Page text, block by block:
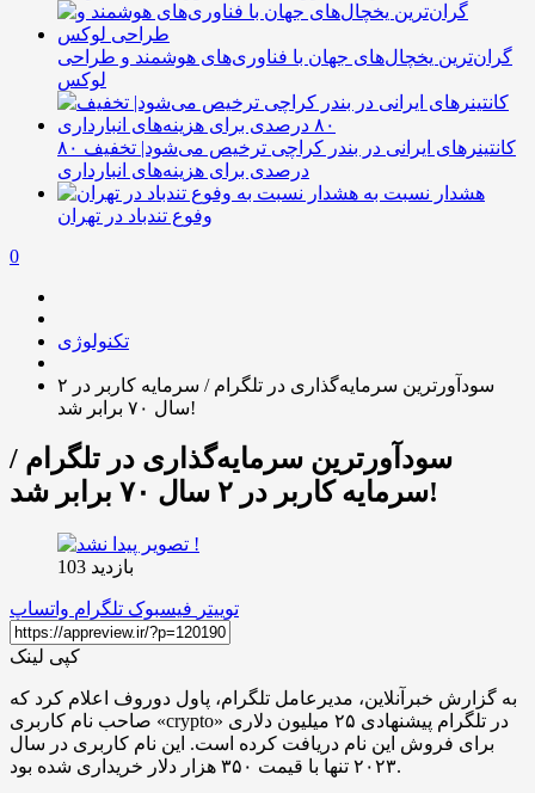
گران‌ترین یخچال‌های جهان با فناوری‌های هوشمند و طراحی
لوکس
کانتینرهای ایرانی در بندر کراچی ترخیص می‌شود| تخفیف ۸۰
درصدی برای هزینه‌های انبارداری
هشدار نسبت به
وفوع تندباد در تهران
0
تکنولوژی
سودآورترین سرمایه‌گذاری در تلگرام / سرمایه کاربر در ۲
سال ۷۰ برابر شد!
سودآورترین سرمایه‌گذاری در تلگرام /
سرمایه کاربر در ۲ سال ۷۰ برابر شد!
بازدید 103
توییتر فیسبوک تلگرام واتساپ
کپی لینک
به گزارش خبرآنلاین، مدیرعامل تلگرام، پاول دوروف اعلام کرد که
صاحب نام کاربری «crypto» در تلگرام پیشنهادی ۲۵ میلیون دلاری
برای فروش این نام دریافت کرده است. این نام کاربری در سال
۲۰۲۳ تنها با قیمت ۳۵۰ هزار دلار خریداری شده بود.